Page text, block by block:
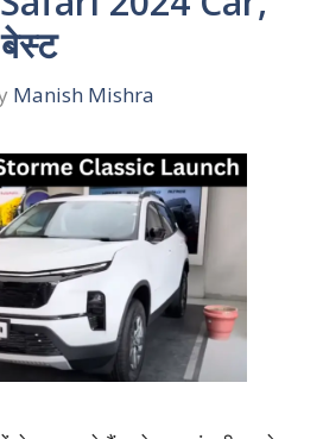
Manish Mishra